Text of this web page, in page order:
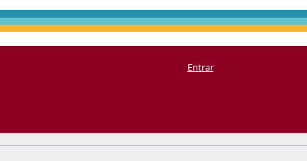
Entrar